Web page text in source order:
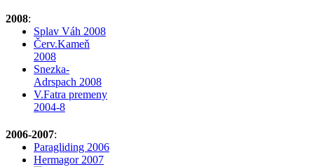
2008:
Splav Váh 2008
Červ.Kameň
2008
Snezka-
Adrspach 2008
V.Fatra premeny
2004-8
2006-2007:
Paragliding 2006
Hermagor 2007